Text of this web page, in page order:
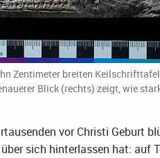
Zentimeter breiten
Blick (rechts) zeigt, wie
vor Christi Geburt
sich hinterlassen hat: auf